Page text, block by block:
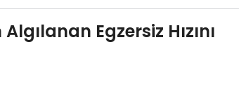
Egzersiz Hızını